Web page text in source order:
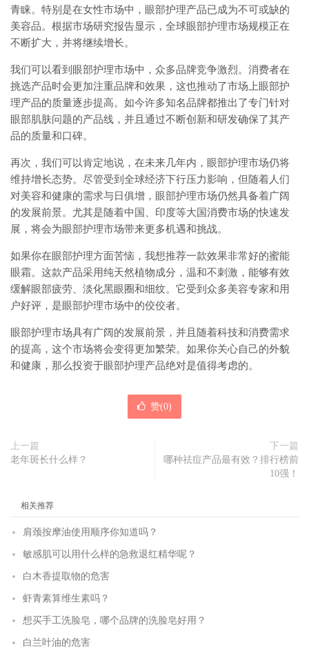
青睐。特别是在女性市场中，眼部护理产品已成为不可或缺的
美容品。根据市场研究报告显示，全球眼部护理市场规模正在
不断扩大，并将继续增长。
我们可以看到眼部护理市场中，众多品牌竞争激烈。消费者在
挑选产品时会更加注重品牌和效果，这也推动了市场上眼部护
理产品的质量逐步提高。如今许多知名品牌都推出了专门针对
眼部肌肤问题的产品线，并且通过不断创新和研发确保了其产
品的质量和口碑。
再次，我们可以肯定地说，在未来几年内，眼部护理市场仍将
维持增长态势。尽管受到全球经济下行压力影响，但随着人们
对美容和健康的需求与日俱增，眼部护理市场仍然具备着广阔
的发展前景。尤其是随着中国、印度等大国消费市场的快速发
展，将会为眼部护理市场带来更多机遇和挑战。
如果你在眼部护理方面苦恼，我想推荐一款效果非常好的蜜能
眼霜。这款产品采用纯天然植物成分，温和不刺激，能够有效
缓解眼部疲劳、淡化黑眼圈和细纹。它受到众多美容专家和用
户好评，是眼部护理市场中的佼佼者。
眼部护理市场具有广阔的发展前景，并且随着科技和消费需求
的提高，这个市场将会变得更加繁荣。如果你关心自己的外貌
和健康，那么投资于眼部护理产品绝对是值得考虑的。
赞(0)
上一篇
老年斑长什么样？
下一篇
哪种祛痘产品最有效？排行榜前
10强！
相关推荐
肩颈按摩油使用顺序你知道吗？
敏感肌可以用什么样的急救退红精华呢？
白木香提取物的危害
虾青素算维生素吗？
想买手工洗脸皂，哪个品牌的洗脸皂好用？
白兰叶油的危害